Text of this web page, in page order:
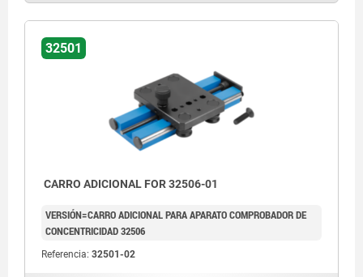
32501
CARRO ADICIONAL FOR 32506-01
VERSIÓN=CARRO ADICIONAL PARA APARATO COMPROBADOR DE
CONCENTRICIDAD 32506
Referencia: 32501-02